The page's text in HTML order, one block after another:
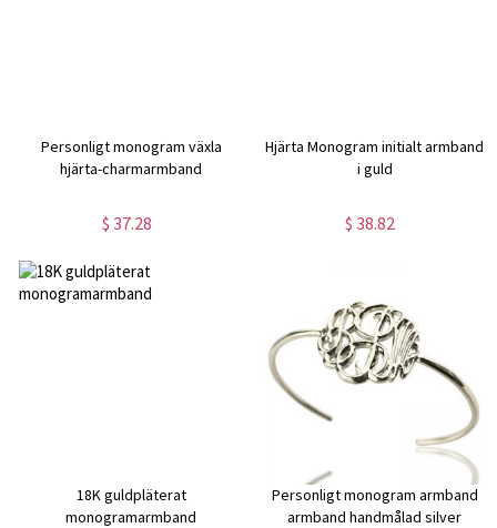
Personligt monogram växla
hjärta-charmarmband
$ 37.28
Hjärta Monogram initialt armband
i guld
$ 38.82
18K guldpläterat
monogramarmband
Personligt monogram armband
armband handmålad silver